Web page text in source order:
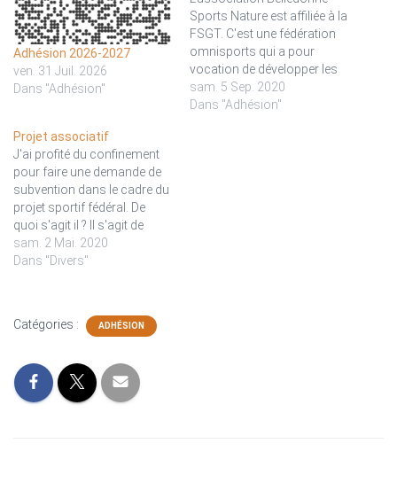
Adhésion 2026-2027
ven. 31 Juil. 2026
Dans "Adhésion"
Sports Nature est affiliée à la
FSGT. C'est une fédération
omnisports qui a pour
vocation de développer les
activités physiques et
sportives pour tous. Parmi
sam. 5 Sep. 2020
Dans "Adhésion"
Projet associatif
J'ai profité du confinement
pour faire une demande de
subvention dans le cadre du
projet sportif fédéral. De
quoi s'agit il ? Il s'agit de
crédits extra-budgétaires
(provenant essentiellement
jeux et des produits sur les
droits télévisuels)
sam. 2 Mai. 2020
Dans "Divers"
Catégories : ADHÉSION